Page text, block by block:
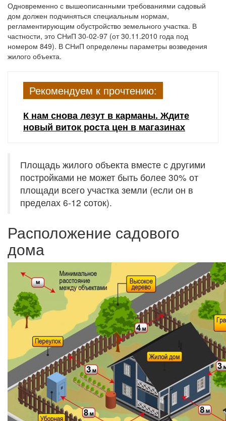
Одновременно с вышеописанными требованиями садовый
дом должен подчиняться специальным нормам,
регламентирующим обустройство земельного участка. В
частности, это СНиП 30-02-97 (от 30.11.2010 года под
номером 849). В СНиП определены параметры возведения
жилого объекта.
Рекомендуем к прочтению:
К нам снова лезут в карманы. Ждите
новый виток роста цен в магазинах
Площадь жилого объекта вместе с другими
постройками не может быть более 30% от
площади всего участка земли (если он в
пределах 6-12 соток).
Расположение садового
дома